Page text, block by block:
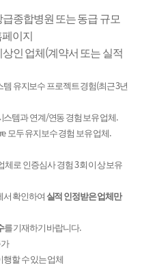
급종합병원 또는 동급 규모
이지
인 업체 (계약서 또는 실적
템 유지보수 프로젝트 경험(최근3년
스템과 연계/연동 경험 보유 업체.
모두 유지보수 경험 보유 업체.
체로 인증심사 경험 3회 이상 보유
서 확인하여 실적 인정받은 업체만
를 기재하기 바랍니다.
할 수 있는 업체